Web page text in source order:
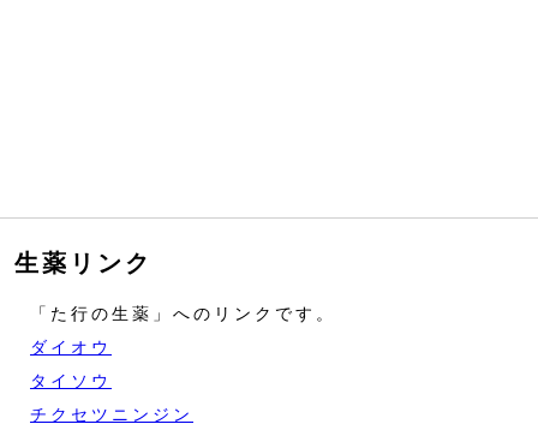
生薬リンク
「た行の生薬」へのリンクです。
ダイオウ
タイソウ
チクセツニンジン